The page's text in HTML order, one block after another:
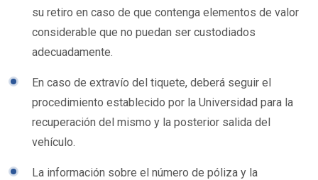
su retiro en caso de que contenga elementos de valor
considerable que no puedan ser custodiados
adecuadamente.
En caso de extravío del tiquete, deberá seguir el
procedimiento establecido por la Universidad para la
recuperación del mismo y la posterior salida del
vehículo.
La información sobre el número de póliza y la